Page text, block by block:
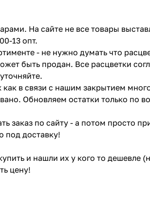
На сайте не все товары
13 опт.
- не нужно думать что
быть продан. Все расцветки
в связи с нашим закрытием
Обновляем остатки только по
заказ по сайту - а потом просто
под доставку!
и нашли их у кого то
цену!